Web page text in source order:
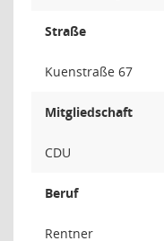
Straße
Kuenstraße 67
Mitgliedschaft
CDU
Beruf
Rentner